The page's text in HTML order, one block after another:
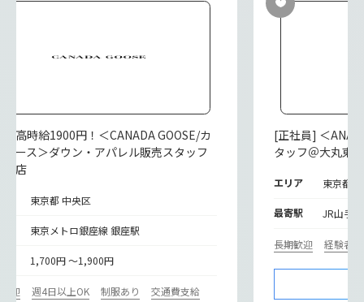
] 高時給1900円！＜CANADA GOOSE/カ
グース＞ダウン・アパレル販売スタッフ
座店
東京都 中央区
東京メトロ銀座線 銀座駅
1,700円 ～1,900円
迎 週4日以上OK 制服あり
交通費支給
[正社員] ＜
タッフ＠大丸東
エリア 東京都
最寄駅 JR山手
長期歓迎 経験者